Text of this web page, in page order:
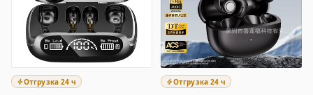
Отгрузка 24 ч Отгрузка 24 ч